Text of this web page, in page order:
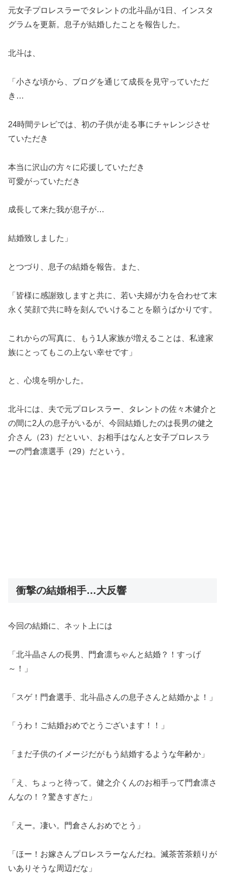
元女子プロレスラーでタレントの北斗晶が1日、インスタ
グラムを更新。息子が結婚したことを報告した。
北斗は、
「小さな頃から、ブログを通じて成長を見守っていただ
き…
24時間テレビでは、初の子供が走る事にチャレンジさせ
ていただき
本当に沢山の方々に応援していただき
可愛がっていただき
成長して来た我が息子が…
結婚致しました」
とつづり、息子の結婚を報告。また、
「皆様に感謝致しますと共に、若い夫婦が力を合わせて末
永く笑顔で共に時を刻んでいけることを願うばかりです。
これからの写真に、もう1人家族が増えることは、私達家
族にとってもこの上ない幸せです」
と、心境を明かした。
北斗には、夫で元プロレスラー、タレントの佐々木健介と
の間に2人の息子がいるが、今回結婚したのは長男の健之
介さん（23）だといい、お相手はなんと女子プロレスラ
ーの門倉凛選手（29）だという。
衝撃の結婚相手…大反響
今回の結婚に、ネット上には
「北斗晶さんの長男、門倉凛ちゃんと結婚？！すっげ
～！」
「スゲ！門倉選手、北斗晶さんの息子さんと結婚かよ！」
「うわ！ご結婚おめでとうございます！！」
「まだ子供のイメージだがもう結婚するような年齢か」
「え、ちょっと待って。健之介くんのお相手って門倉凛さ
んなの！？驚きすぎた」
「えー。凄い。門倉さんおめでとう」
「ほー！お嫁さんプロレスラーなんだね。滅茶苦茶頼りが
いありそうな周辺だな」